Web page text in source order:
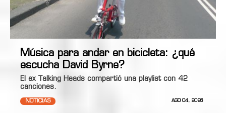
Música para andar en bicicleta: ¿qué
escucha David Byrne?
El ex Talking Heads compartió una playlist con 42
canciones.
NOTICIAS AGO 04, 2026